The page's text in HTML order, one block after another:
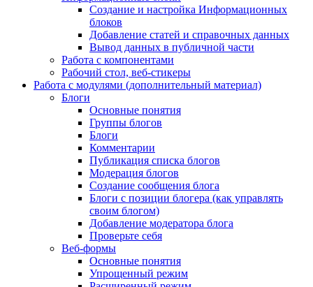
Создание и настройка Информационных
блоков
Добавление статей и справочных данных
Вывод данных в публичной части
Работа с компонентами
Рабочий стол, веб-стикеры
Работа с модулями (дополнительный материал)
Блоги
Основные понятия
Группы блогов
Блоги
Комментарии
Публикация списка блогов
Модерация блогов
Создание сообщения блога
Блоги с позиции блогера (как управлять
своим блогом)
Добавление модератора блога
Проверьте себя
Веб-формы
Основные понятия
Упрощенный режим